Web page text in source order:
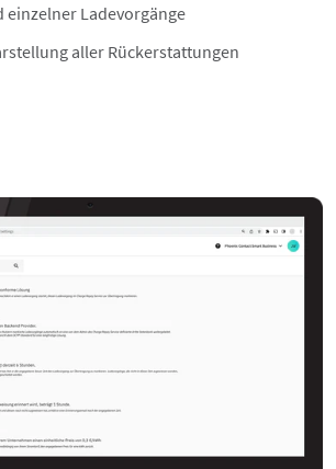
einzelner Ladevorgänge
aller Rückerstattungen